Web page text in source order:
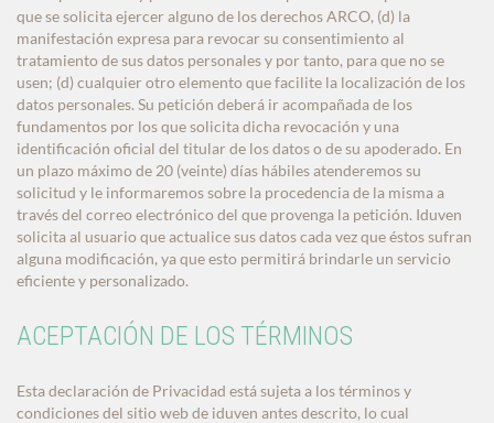
que se solicita ejercer alguno de los derechos ARCO, (d) la
manifestación expresa para revocar su consentimiento al
tratamiento de sus datos personales y por tanto, para que no se
usen; (d) cualquier otro elemento que facilite la localización de los
datos personales. Su petición deberá ir acompañada de los
fundamentos por los que solicita dicha revocación y una
identificación oficial del titular de los datos o de su apoderado. En
un plazo máximo de 20 (veinte) días hábiles atenderemos su
solicitud y le informaremos sobre la procedencia de la misma a
través del correo electrónico del que provenga la petición. Iduven
solicita al usuario que actualice sus datos cada vez que éstos sufran
alguna modificación, ya que esto permitirá brindarle un servicio
eficiente y personalizado.
ACEPTACIÓN DE LOS TÉRMINOS
Esta declaración de Privacidad está sujeta a los términos y
condiciones del sitio web de iduven antes descrito, lo cual